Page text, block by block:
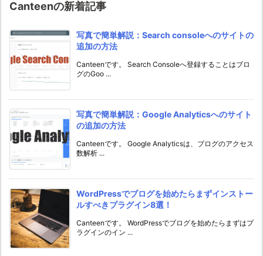
Canteenの新着記事
写真で簡単解説：Search consoleへのサイトの
追加の方法
Canteenです。 Search Consoleへ登録することはブロ
グのGoo ...
写真で簡単解説：Google Analyticsへのサイト
の追加の方法
Canteenです。 Google Analyticsは、ブログのアクセス
数解析 ...
WordPressでブログを始めたらまずインストー
ルすべきプラグイン8選！
Canteenです。 WordPressでブログを始めたらまずはプ
ラグインのイン ...